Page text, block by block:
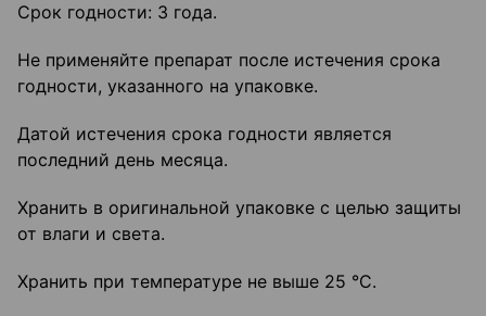
Срок годности: 3 года.
Не применяйте препарат после истечения срока
годности, указанного на упаковке.
Датой истечения срока годности является
последний день месяца.
Хранить в оригинальной упаковке с целью защиты
от влаги и света.
Хранить при температуре не выше 25 °C.